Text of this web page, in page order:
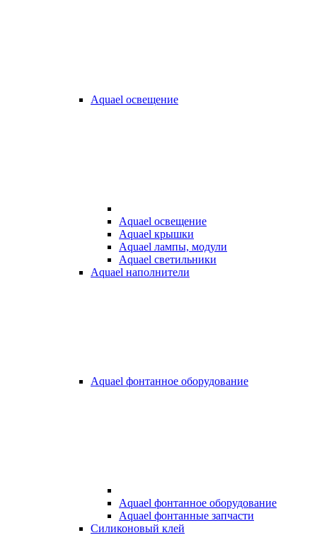
Aquael освещение
Aquael освещение
Aquael крышки
Aquael лампы, модули
Aquael светильники
Aquael наполнители
Aquael фонтанное оборудование
Aquael фонтанное оборудование
Aquael фонтанные запчасти
Силиконовый клей